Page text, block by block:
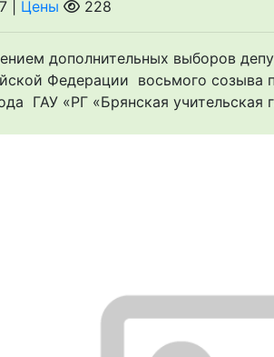
| Цены 228
дополнительных выборов
Федерации восьмого
ГАУ «РГ «Брянская учительская